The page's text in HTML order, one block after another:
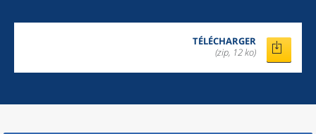
TÉLÉCHARGER
(zip, 12 ko)